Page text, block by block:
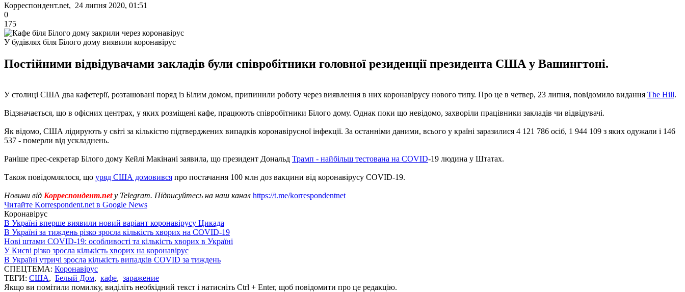
Корреспондент.net, 24 липня 2020, 01:51
0
175
У будівлях біля Білого дому виявили коронавірус
Постійними відвідувачами закладів були співробітники головної резиденції президента США у Вашингтоні.
У столиці США два кафетерії, розташовані поряд із Білим домом, припинили роботу через виявлення в них коронавірусу нового типу. Про це в четвер, 23 липня, повідомило видання The Hill.
Відзначається, що в офісних центрах, у яких розміщені кафе, працюють співробітники Білого дому. Однак поки що невідомо, захворіли працівники закладів чи відвідувачі.
Як відомо, США лідирують у світі за кількістю підтверджених випадків коронавірусної інфекції. За останніми даними, всього у країні заразилися 4 121 786 осіб, 1 944 109 з яких одужали і 146
537 - померли від ускладнень.
Раніше прес-секретар Білого дому Кейлі Макінані заявила, що президент Дональд Трамп - найбільш тестована на COVID-19 людина у Штатах.
Також повідомлялося, що уряд США домовився про постачання 100 млн доз вакцини від коронавірусу COVID-19.
Новини від Корреспондент.net у Telegram. Підписуйтесь на наш канал https://t.me/korrespondentnet
Читайте Korrespondent.net в Google News
Коронавірус
В Україні вперше виявили новий варіант коронавірусу Цикада
В Україні за тиждень різко зросла кількість хворих на COVID-19
Нові штами COVID-19: особливості та кількість хворих в Україні
У Києві різко зросла кількість хворих на коронавірус
В Україні утричі зросла кількість випадків COVID за тиждень
СПЕЦТЕМА: Коронавірус
ТЕГИ: США, Белый Дом, кафе, заражение
Якщо ви помітили помилку, виділіть необхідний текст і натисніть Ctrl + Enter, щоб повідомити про це редакцію.